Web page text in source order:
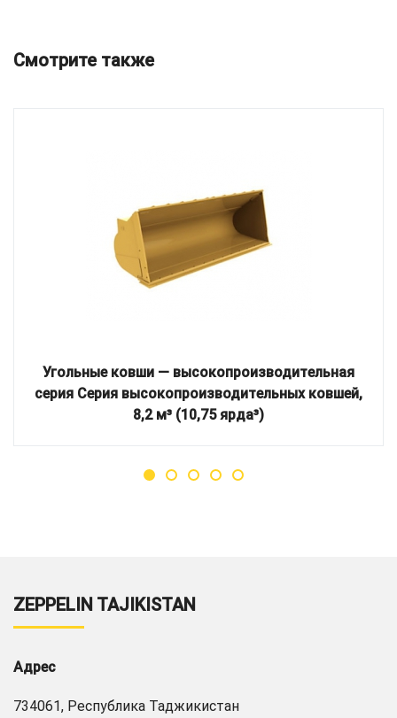
Смотрите также
Угольные ковши — высокопроизводительная
серия Серия высокопроизводительных ковшей,
8,2 м³ (10,75 ярда³)
ZEPPELIN TAJIKISTAN
Адрес
734061, Республика Таджикистан